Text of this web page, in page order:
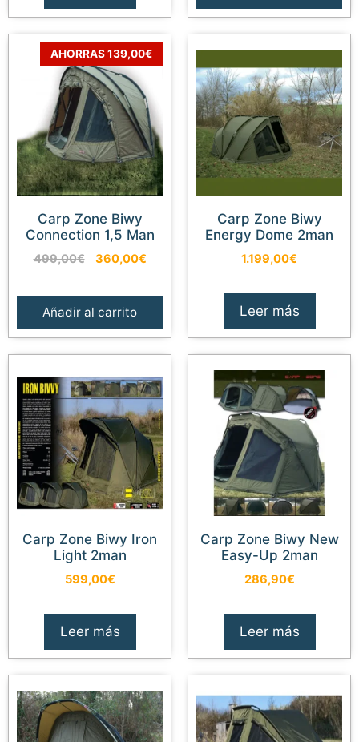
AHORRAS 139,00€
Carp Zone Biwy
Connection 1,5 Man
499,00€
El
era:
360,00€El
Añadir al carrito
Carp Zone Biwy
Energy Dome 2man
1.199,00€
Leer más
Carp Zone Biwy Iron
Light 2man
599,00€
Leer más
Carp Zone Biwy New
Easy-Up 2man
286,90€
Leer más